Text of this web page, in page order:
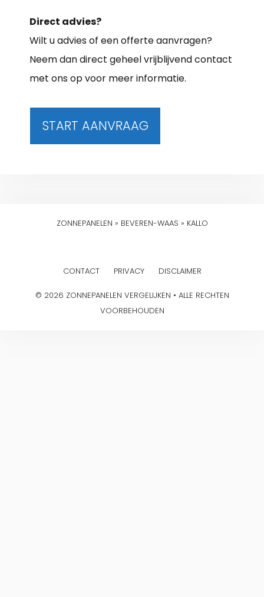
Direct advies?
Wilt u advies of een offerte aanvragen?
Neem dan direct geheel vrijblijvend contact
met ons op voor meer informatie.
START AANVRAAG
ZONNEPANELEN » BEVEREN-WAAS » KALLO
CONTACT PRIVACY DISCLAIMER
© 2026 ZONNEPANELEN VERGELIJKEN • ALLE RECHTEN
VOORBEHOUDEN